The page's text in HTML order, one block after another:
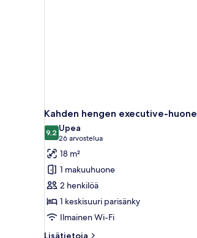
Kahden hengen executive-huone
9,29,2 kautta 10
Upea
26 arvostelua
(26
arvostelua)
18 m²
1 makuuhuone
2 henkilöä
1 keskisuuri parisänky
Ilmainen Wi-Fi
Lisätietoja
Lisätietoja